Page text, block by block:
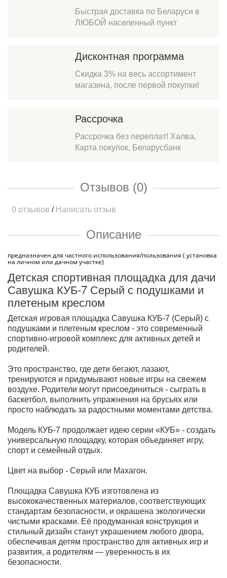
Быстрая доставка по Беларуси в
ЛЮБОЙ населенный пункт
Дисконтная программа
Скидка 3% на весь ассортимент
магазина, после первой покупки!
Рассрочка
Рассрочка без переплат! Халва,
Карта покупок, Беларусбанк
Отзывов (0)
0 отзывов / Написать отзыв
Описание
предназначен для частного использования/пользования ( установка
на личном или дачном участке)
Детская спортивная площадка для дачи
Савушка КУБ-7 Серый с подушками и
плетеным креслом
Детская игровая площадка Савушка КУБ-7 (Серый) с
подушками и плетеным креслом - это современный
спортивно-игровой комплекс для активных детей и
родителей.
Это пространство, где дети бегают, лазают,
тренируются и придумывают новые игры на свежем
воздухе. Родители могут присоединиться - сыграть в
баскетбол, выполнить упражнения на брусьях или
просто наблюдать за радостными моментами детства.
Модель КУБ-7 продолжает идею серии «КУБ» - создать
универсальную площадку, которая объединяет игру,
спорт и семейный отдых.
Цвет на выбор - Серый или Махагон.
Площадка Савушка КУБ изготовлена из
высококачественных материалов, соответствующих
стандартам безопасности, и окрашена экологически
чистыми красками. Её продуманная конструкция и
стильный дизайн станут украшением любого двора,
обеспечивая детям пространство для активных игр и
развития, а родителям — уверенность в их
безопасности.